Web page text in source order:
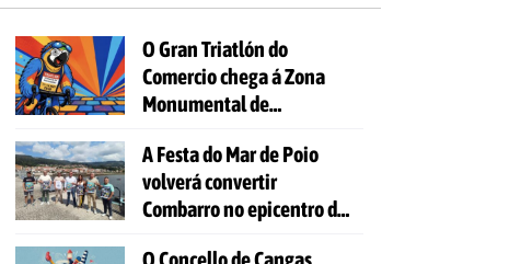
O Gran Triatlón do
Comercio chega á Zona
Monumental de
A Festa do Mar de Poio
volverá convertir
Combarro no epicentro da
O Concello de Cangas